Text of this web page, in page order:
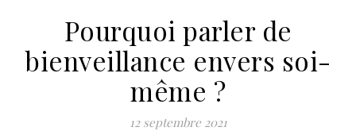
Pourquoi parler de
bienveillance envers soi-
même ?
12 septembre 2021